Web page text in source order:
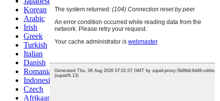
Korean
Arabic
Irish
Greek
Turkish
Italian
Danish
Romanian
Indonesian
Czech
Afrikaans